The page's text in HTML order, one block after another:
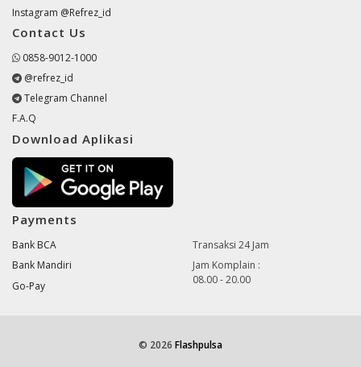
Instagram @Refrez_id
Contact Us
0858-9012-1000
@refrez_id
Telegram Channel
F.A.Q
Download Aplikasi
Payments
Bank BCA
Bank Mandiri
Go-Pay
Transaksi 24 Jam
Jam Komplain :
08.00 - 20.00
© 2026 Flashpulsa